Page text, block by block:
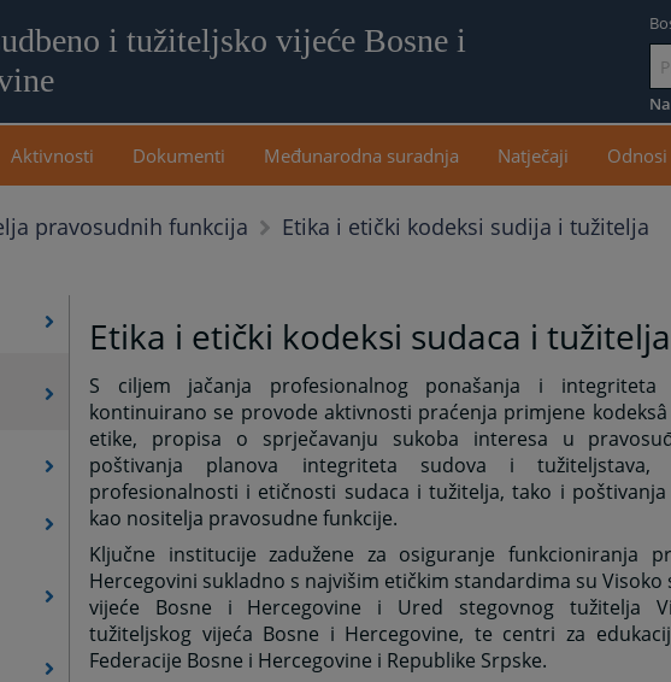
i tužiteljsko vijeće Bosne i
na
Aktivnosti Dokumenti Međunarodna suradnja Natječaji
pravosudnih funkcija Etika i etički kodeksi sudija i tužitelja
Etika i etički kodeksi sudaca i tužitelja
S ciljem jačanja profesionalnog ponašanja i
kontinuirano se provode aktivnosti praćenja primjene
etike, propisa o sprječavanju sukoba interesa u
poštivanja planova integriteta sudova i
profesionalnosti i etičnosti sudaca i tužitelja, tako i
kao nositelja pravosudne funkcije.
Ključne institucije zadužene za osiguranje funkcioniranja
Hercegovini sukladno s najvišim etičkim standardima su
vijeće Bosne i Hercegovine i Ured stegovnog tužitelja
tužiteljskog vijeća Bosne i Hercegovine, te centri za
Federacije Bosne i Hercegovine i Republike Srpske.